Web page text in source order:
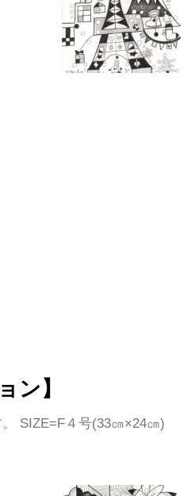
ン】
SIZE=F４号(33㎝×24㎝)